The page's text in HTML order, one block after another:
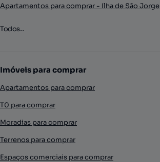
Apartamentos para comprar - Ilha de São Jorge
Todos...
Imóveis para comprar
Apartamentos para comprar
T0 para comprar
Moradias para comprar
Terrenos para comprar
Espaços comerciais para comprar